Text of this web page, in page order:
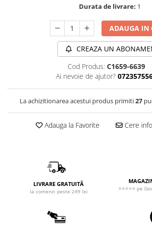
Durata de livrare: 1
ADAUGA IN
CREAZA UN
Cod Produs: C1659-6639
Ai nevoie de ajutor?
La achizitionarea acestui produs primiti27
Adauga la Favorite Cere
LIVRARE GRATUITĂ
la comenzi peste 249 lei
⭐⭐⭐⭐⭐ pe